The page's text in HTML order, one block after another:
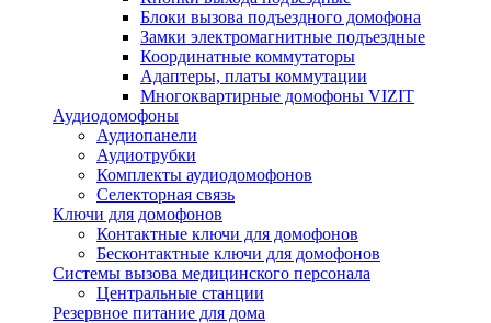
Блоки вызова подъездного домофона
Замки электромагнитные подъездные
Координатные коммутаторы
Адаптеры, платы коммутации
Многоквартирные домофоны VIZIT
Аудиодомофоны
Аудиопанели
Аудиотрубки
Комплекты аудиодомофонов
Селекторная связь
Ключи для домофонов
Контактные ключи для домофонов
Бесконтактные ключи для домофонов
Системы вызова медицинского персонала
Центральные станции
Резервное питание для дома